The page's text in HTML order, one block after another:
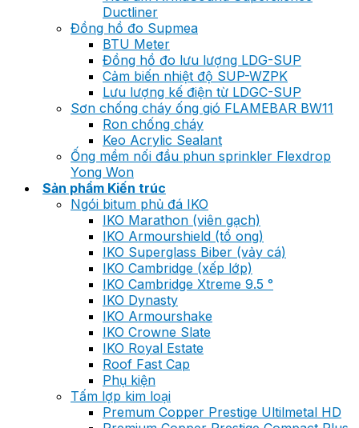
Ductliner
Đồng hồ đo Supmea
BTU Meter
Đồng hồ đo lưu lượng LDG-SUP
Cảm biến nhiệt độ SUP-WZPK
Lưu lượng kế điện từ LDGC-SUP
Sơn chống cháy ống gió FLAMEBAR BW11
Ron chống cháy
Keo Acrylic Sealant
Ống mềm nối đầu phun sprinkler Flexdrop
Yong Won
Sản phẩm Kiến trúc
Ngói bitum phủ đá IKO
IKO Marathon (viên gạch)
IKO Armourshield (tổ ong)
IKO Superglass Biber (vảy cá)
IKO Cambridge (xếp lớp)
IKO Cambridge Xtreme 9.5 °
IKO Dynasty
IKO Armourshake
IKO Crowne Slate
IKO Royal Estate
Roof Fast Cap
Phụ kiện
Tấm lợp kim loại
Premum Copper Prestige Ultilmetal HD